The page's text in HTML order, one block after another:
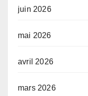
juin 2026
mai 2026
avril 2026
mars 2026